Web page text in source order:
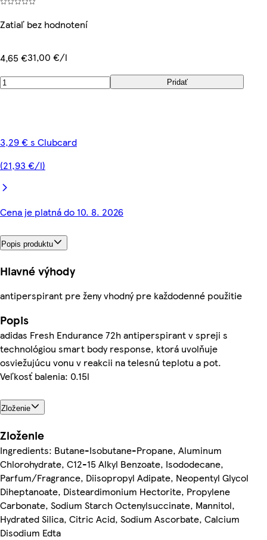
Zatiaľ bez hodnotení
4,65 €31,00 €/l
Pridať
3,29 € s Clubcard
(21,93 €/l)
Cena je platná do 10. 8. 2026
Popis produktu
Hlavné výhody
antiperspirant pre ženy vhodný pre každodenné použitie
Popis
adidas Fresh Endurance 72h antiperspirant v spreji s
technológiou smart body response, ktorá uvolňuje
osviežujúcu vonu v reakcii na telesnú teplotu a pot.
Veľkosť balenia: 0.15l
Zloženie
Zloženie
Ingredients: Butane-Isobutane-Propane, Aluminum
Chlorohydrate, C12-15 Alkyl Benzoate, Isododecane,
Parfum/Fragrance, Diisopropyl Adipate, Neopentyl Glycol
Diheptanoate, Disteardimonium Hectorite, Propylene
Carbonate, Sodium Starch Octenylsuccinate, Mannitol,
Hydrated Silica, Citric Acid, Sodium Ascorbate, Calcium
Disodium Edta